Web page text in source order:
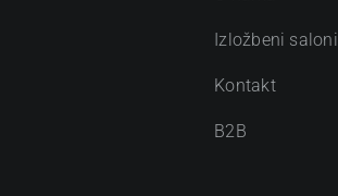
Izložbeni saloni
Kontakt
B2B